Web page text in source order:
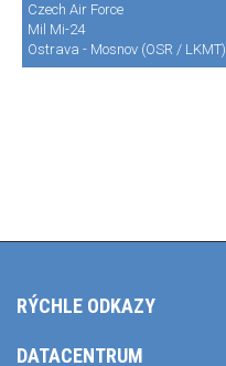
Czech Air Force
Mil Mi-24
Ostrava - Mosnov (OSR / LKMT)
RÝCHLE ODKAZY
DATACENTRUM